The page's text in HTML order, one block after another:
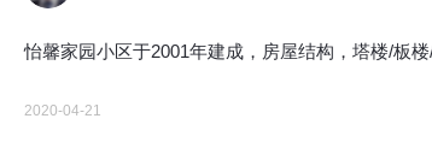
怡馨家园小区于2001年建成，房屋结构，塔楼/板
2020-04-21